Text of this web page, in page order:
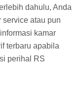
dahulu, Anda
service atau pun
kamar
terbaru apabila
perihal RS